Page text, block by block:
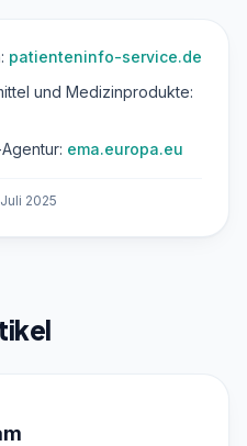
patienteninfo-service.de
und Medizinprodukte:
ema.europa.eu
2025